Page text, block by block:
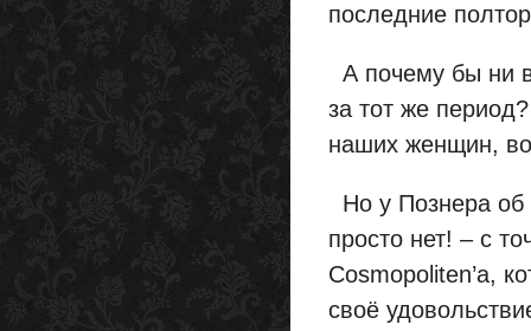
последние
А почему бы ни
за тот же
наших женщин,
Но у Познера об
просто нет! – с
Cosmopoliten’а,
своё